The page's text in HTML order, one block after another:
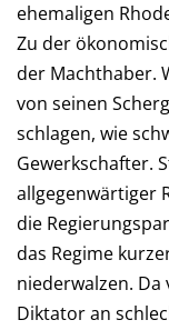
ehemaligen
Zu der
der Machthaber.
von seinen
schlagen, wie
Gewerkschafter.
allgegenwärtiger
die
das Regime
niederwalzen.
Diktator an